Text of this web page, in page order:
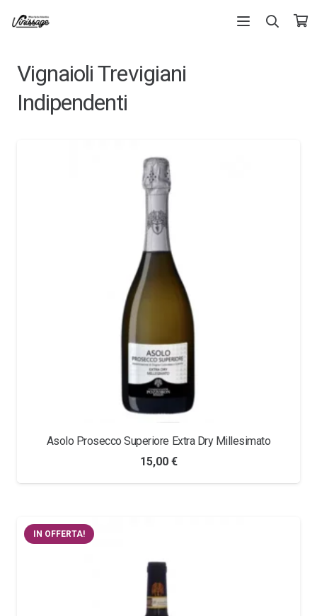
Vignaioli Trevigiani
Indipendenti
Asolo Prosecco Superiore Extra Dry Millesimato
15,00 €
IN OFFERTA!